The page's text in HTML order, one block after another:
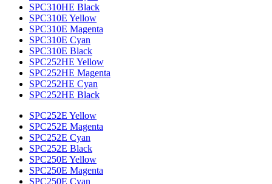
SPC310HE Black
SPC310E Yellow
SPC310E Magenta
SPC310E Cyan
SPC310E Black
SPC252HE Yellow
SPC252HE Magenta
SPC252HE Cyan
SPC252HE Black
SPC252E Yellow
SPC252E Magenta
SPC252E Cyan
SPC252E Black
SPC250E Yellow
SPC250E Magenta
SPC250E Cyan